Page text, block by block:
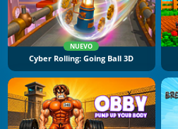
NUEVO
Cyber Rolling: Going Ball 3D